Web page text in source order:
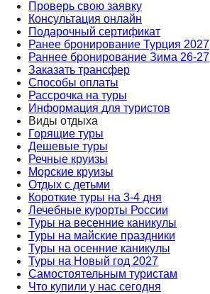
Проверь свою заявку
Консультация онлайн
Подарочный сертификат
Ранее бронирование Турция 2027
Раннее бронирование Зима 26-27
Заказать трансфер
Способы оплаты
Рассрочка на туры
Информация для туристов
Виды отдыха
Горящие туры
Дешевые туры
Речные круизы
Морские круизы
Отдых с детьми
Короткие туры на 3-4 дня
Лечебные курорты России
Туры на весенние каникулы
Туры на майские праздники
Туры на осенние каникулы
Туры на Новый год 2027
Самостоятельным туристам
Что купили у нас сегодня